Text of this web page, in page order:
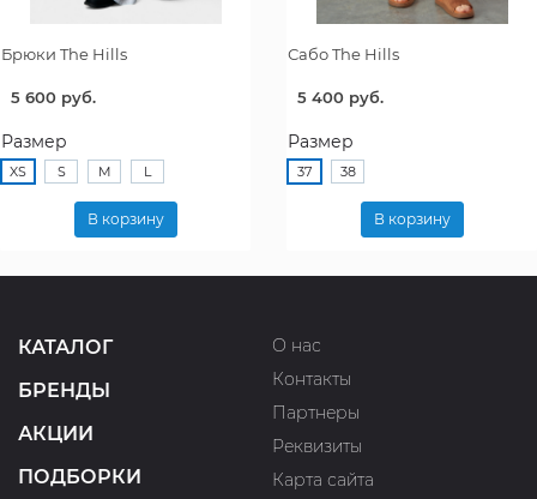
Брюки The Hills
5 600 руб.
Размер
XS S M L
В корзину
Сабо The Hills
5 400 руб.
Размер
37 38
В корзину
КАТАЛОГ
БРЕНДЫ
АКЦИИ
ПОДБОРКИ
О нас
Контакты
Партнеры
Реквизиты
Карта сайта